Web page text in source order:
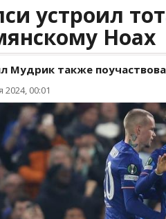
устроил
Ноах
Мудрик также
2024, 00:01